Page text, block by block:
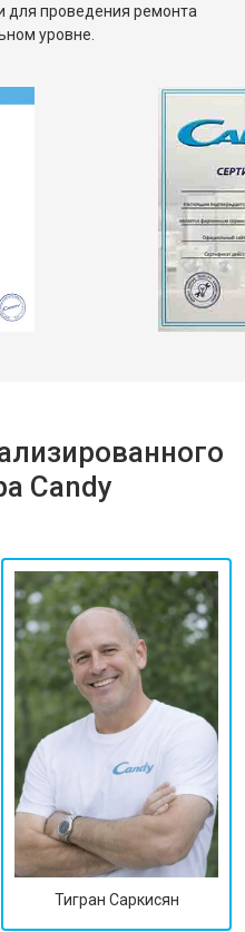
проведения ремонта
уровне.
Candy
Тигран Саркисян